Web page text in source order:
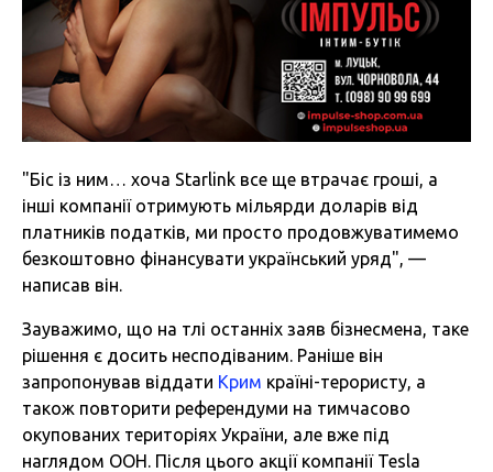
"Біс із ним… хоча Starlink все ще втрачає гроші, а
інші компанії отримують мільярди доларів від
платників податків, ми просто продовжуватимемо
безкоштовно фінансувати український уряд", —
написав він.
Зауважимо, що на тлі останніх заяв бізнесмена, таке
рішення є досить несподіваним. Раніше він
запропонував віддати Крим країні-терористу, а
також повторити референдуми на тимчасово
окупованих територіях України, але вже під
наглядом ООН. Після цього акції компанії Tesla